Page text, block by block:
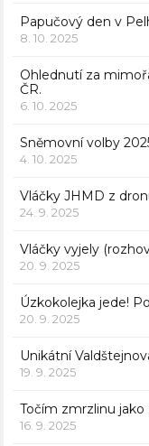
Papučový den v
8. 10. 2025
Ohlednutí za
ČR.
6. 10. 2025
Sněmovní volby
4. 10. 2025
Vláčky JHMD z
24. 9. 2025
Vláčky vyjely
20. 9. 2025
Úzkokolejka jede!
20. 9. 2025
Unikátní
19. 9. 2025
Točím zmrzlinu
16. 9. 2025